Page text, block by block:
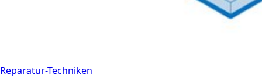
Reparatur-Techniken